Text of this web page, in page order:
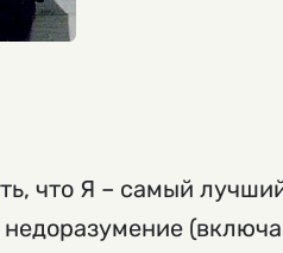
что Я – самый
недоразумение